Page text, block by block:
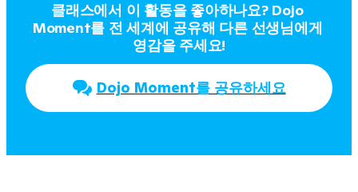
클래스에서 이 활동을 좋아하나요? Dojo
Moment를 전 세계에 공유해 다른 선생님에게
영감을 주세요!
Dojo Moment를 공유하세요